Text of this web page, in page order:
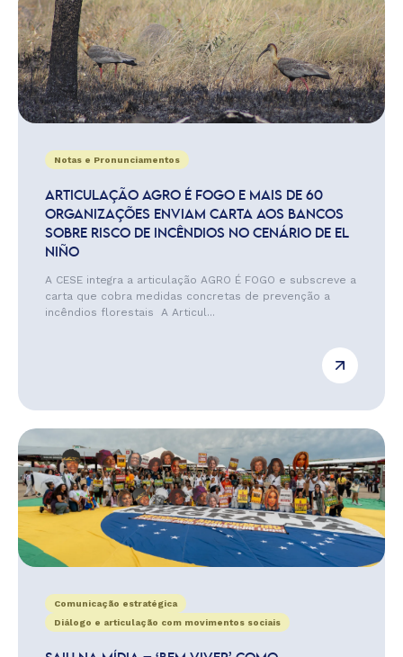
Notas e Pronunciamentos
ARTICULAÇÃO AGRO É FOGO E MAIS DE 60
ORGANIZAÇÕES ENVIAM CARTA AOS BANCOS
SOBRE RISCO DE INCÊNDIOS NO CENÁRIO DE EL
NIÑO
A CESE integra a articulação AGRO É FOGO e subscreve a
carta que cobra medidas concretas de prevenção a
incêndios florestais A Articul...
Comunicação estratégica
Diálogo e articulação com movimentos sociais